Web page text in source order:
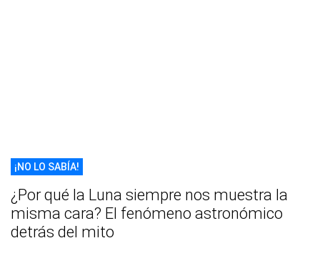
¡NO LO SABÍA!
¿Por qué la Luna siempre nos muestra la
misma cara? El fenómeno astronómico
detrás del mito